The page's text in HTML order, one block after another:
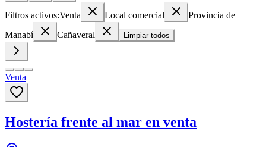
Filtros activos:Venta Local comercial
Provincia de
Manabí
Cañaveral Limpiar todos
Venta
Hostería frente al mar en venta